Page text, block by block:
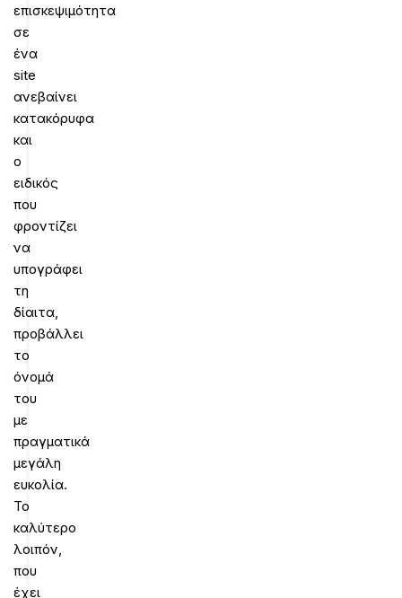
επισκεψιμότητα
σε
ένα
site
ανεβαίνει
κατακόρυφα
και
ο
ειδικός
που
φροντίζει
να
υπογράφει
τη
δίαιτα,
προβάλλει
το
όνομά
του
με
πραγματικά
μεγάλη
ευκολία.
Το
καλύτερο
λοιπόν,
που
έχει